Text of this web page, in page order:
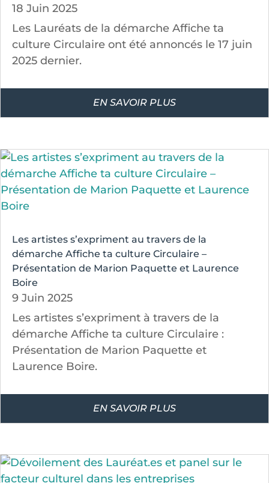
18 Juin 2025
Les Lauréats de la démarche Affiche ta
culture Circulaire ont été annoncés le 17 juin
2025 dernier.
EN SAVOIR PLUS
Les artistes s’expriment au travers de la
démarche Affiche ta culture Circulaire –
Présentation de Marion Paquette et Laurence
Boire
9 Juin 2025
Les artistes s’expriment à travers de la
démarche Affiche ta culture Circulaire :
Présentation de Marion Paquette et
Laurence Boire.
EN SAVOIR PLUS